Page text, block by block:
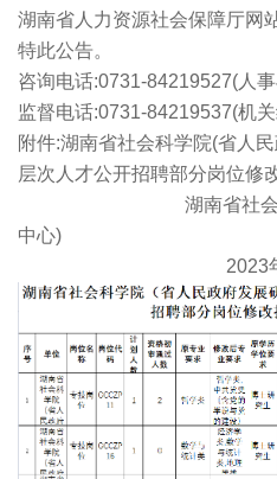
湖南省人力资源社会保障厅网
特此公告。
咨询电话:0731-84219527(人
监督电话:0731-84219537(机
附件:湖南省社会科学院(省人
层次人才公开招聘部分岗位修
湖南省社会科学院(
中心)
2023年8月